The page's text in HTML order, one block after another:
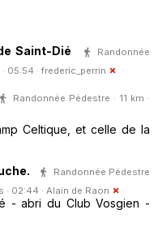
Saint-Dié
Randonnée
05:54 · frederic_perrin
Randonnée Pédestre · 11 km ·
Celtique, et celle de la
Randonnée Pédestre
· 02:44 · Alain de Raon
- abri du Club Vosgien -